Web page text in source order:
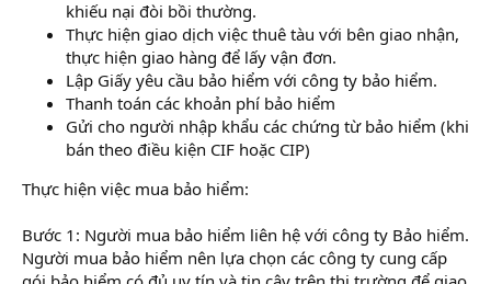
khiếu nại đòi bồi thường.
Thực hiện giao dịch việc thuê tàu với bên giao nhận,
thực hiện giao hàng để lấy vận đơn.
Lập Giấy yêu cầu bảo hiểm với công ty bảo hiểm.
Thanh toán các khoản phí bảo hiểm
Gửi cho người nhập khẩu các chứng từ bảo hiểm (khi
bán theo điều kiện CIF hoặc CIP)
Thực hiện việc mua bảo hiểm:
Bước 1: Người mua bảo hiểm liên hệ với công ty Bảo hiểm.
Người mua bảo hiểm nên lựa chọn các công ty cung cấp